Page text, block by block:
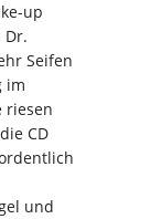
up
Dr.
Seifen
im
riesen
CD
und